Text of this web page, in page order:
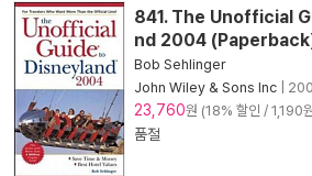
841. The Unofficial
nd 2004
Bob Sehlinger
John Wiley & Sons Inc
23,760원 (18% 할인 / 1,190
품절